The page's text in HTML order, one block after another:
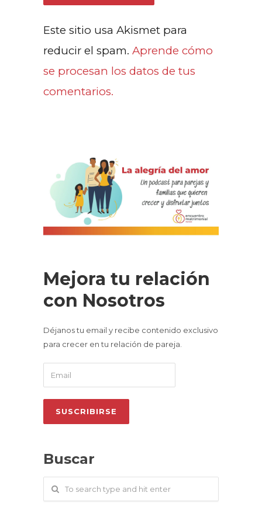
Este sitio usa Akismet para
reducir el spam. Aprende cómo
se procesan los datos de tus
comentarios.
Mejora tu relación
con Nosotros
Déjanos tu email y recibe contenido exclusivo
para crecer en tu relación de pareja.
Buscar